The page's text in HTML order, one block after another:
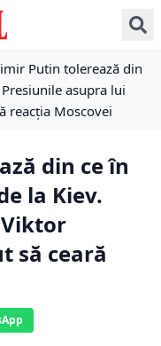
Putin tolerează din
asupra lui
reacția Moscovei
din ce în
la Kiev.
să ceară